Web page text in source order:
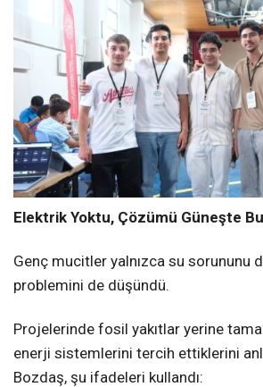
Elektrik Yoktu, Çözümü Güneşte
Genç mucitler yalnızca su sorununu
problemini de düşündü.
Projelerinde fosil yakıtlar yerine
enerji sistemlerini tercih ettiklerini
Bozdaş, şu ifadeleri kullandı: